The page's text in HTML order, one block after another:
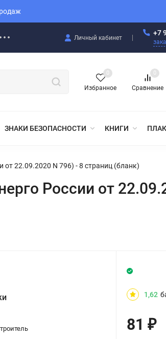
Личный кабинет
+7
Избранное
0
Сравнение
0
ЗНАКИ БЕЗОПАСНОСТИ КНИГИ
22.09.2020 N 796) - 8 страниц (бланк)
России от
1,62
81₽